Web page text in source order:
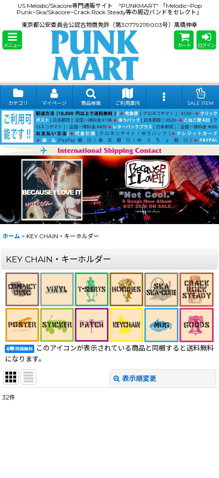
US Melodic/Skacore専門通販サイト "PUNKMART" 「Melodic~Pop
Punk~Ska/Skacore~Crack Rock Steady等の周辺バンドをセレクト」
東京都公安委員会公認古物商免許（第307792119003号）髙橋伸幸
メニュー カート ログイン
カテゴリ マイページ 商品検索 ご利用案内 SALE ITEM
ホーム > KEY CHAIN・キーホルダー
KEY CHAIN・キーホルダー
このアイコンが表示されている商品と同梱すると送料無料
になります。
表示順変更
32件